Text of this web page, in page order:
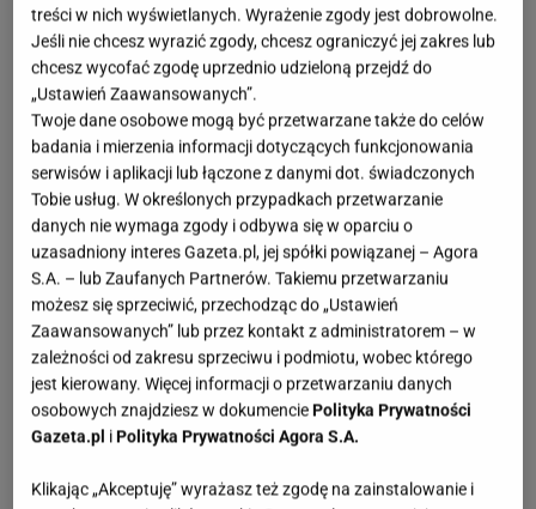
treści w nich wyświetlanych. Wyrażenie zgody jest dobrowolne.
Jeśli nie chcesz wyrazić zgody, chcesz ograniczyć jej zakres lub
chcesz wycofać zgodę uprzednio udzieloną przejdź do
„Ustawień Zaawansowanych”.
Twoje dane osobowe mogą być przetwarzane także do celów
badania i mierzenia informacji dotyczących funkcjonowania
serwisów i aplikacji lub łączone z danymi dot. świadczonych
Tobie usług. W określonych przypadkach przetwarzanie
danych nie wymaga zgody i odbywa się w oparciu o
uzasadniony interes Gazeta.pl, jej spółki powiązanej – Agora
S.A. – lub Zaufanych Partnerów. Takiemu przetwarzaniu
możesz się sprzeciwić, przechodząc do „Ustawień
Zaawansowanych” lub przez kontakt z administratorem – w
zależności od zakresu sprzeciwu i podmiotu, wobec którego
jest kierowany. Więcej informacji o przetwarzaniu danych
osobowych znajdziesz w dokumenciePolityka Prywatności
Gazeta.pl iPolityka Prywatności Agora S.A.
Klikając „Akceptuję” wyrażasz też zgodę na zainstalowanie i